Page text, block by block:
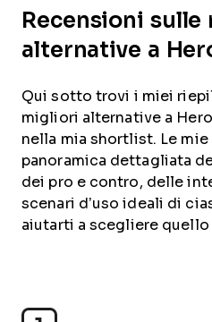
Recensioni
alternative a
Qui sotto trovi i miei
migliori alternative a
nella mia shortlist. Le
panoramica dettagliata
dei pro e contro, delle
scenari d’uso ideali di
aiutarti a scegliere